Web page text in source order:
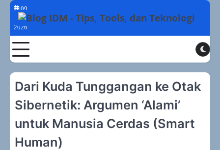
Skip
content
09
Agustus
2026
Toggle
Dari Kuda Tunggangan ke Otak
Sibernetik: Argumen ‘Alami’
untuk Manusia Cerdas (Smart
Human)